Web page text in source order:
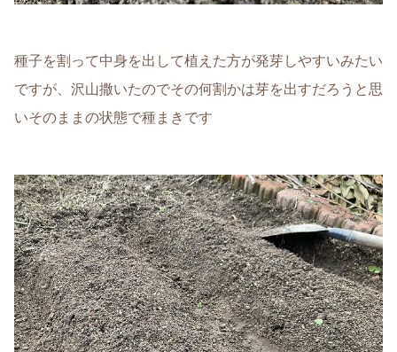
種子を割って中身を出して植えた方が発芽しやすいみたい
ですが、沢山撒いたのでその何割かは芽を出すだろうと思
いそのままの状態で種まきです